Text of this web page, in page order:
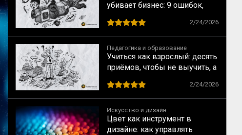
убивает бизнес: 9 ошибок,
сейчас
2/24/2026
Педагогика и образование
Учиться как взрослый: десять
приёмов, чтобы не выучить, а
2/24/2026
Искусство и дизайн
Цвет как инструмент в
дизайне: как управлять